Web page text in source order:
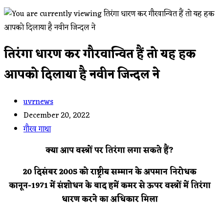
तिरंगा धारण कर गौरवान्वित हैं तो यह हक
आपको दिलाया है नवीन जिन्दल ने
Post
author:
uvrnews
Post
published:
December 20, 2022
Post
गौरव गाथा
क्या आप वस्त्रों पर तिरंगा लगा सकते हैं?
20 दिसंबर 2005 को राष्ट्रीय सम्मान के अपमान निरोधक
कानून-1971 में संशोधन के बाद हमें कमर से ऊपर वस्त्रों में तिरंगा
धारण करने का अधिकार मिला